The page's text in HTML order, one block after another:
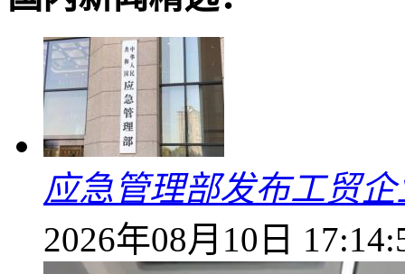
应急管理部发布工贸
2026年08月10日